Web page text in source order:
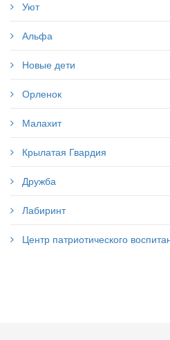
Уют
Альфа
Новые дети
Орленок
Малахит
Крылатая Гвардия
Дружба
Лабиринт
Центр патриотического